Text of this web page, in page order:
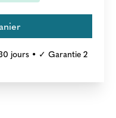
jours • ✓ Garantie 2